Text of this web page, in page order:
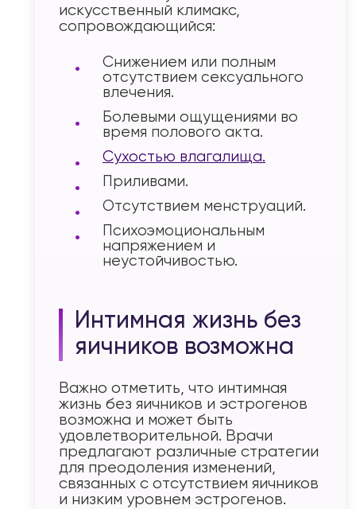
искусственный климакс,
сопровождающийся:
Снижением или полным
отсутствием сексуального
влечения.
Болевыми ощущениями во
время полового акта.
Сухостью влагалища.
Приливами.
Отсутствием менструаций.
Психоэмоциональным
напряжением и
неустойчивостью.
Интимная жизнь без
яичников возможна
Важно отметить, что интимная
жизнь без яичников и эстрогенов
возможна и может быть
удовлетворительной. Врачи
предлагают различные стратегии
для преодоления изменений,
связанных с отсутствием яичников
и низким уровнем эстрогенов.